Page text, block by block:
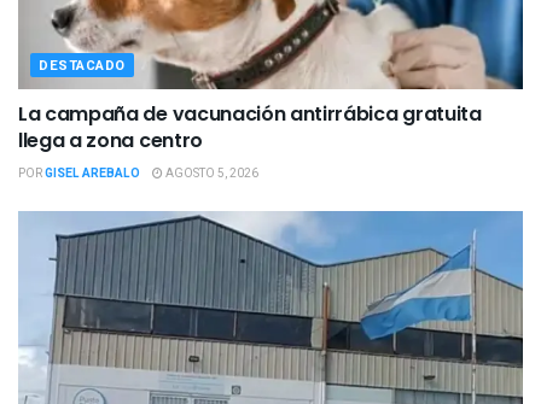
DESTACADO
La campaña de vacunación antirrábica gratuita
llega a zona centro
PORGISEL AREBALO AGOSTO 5, 2026